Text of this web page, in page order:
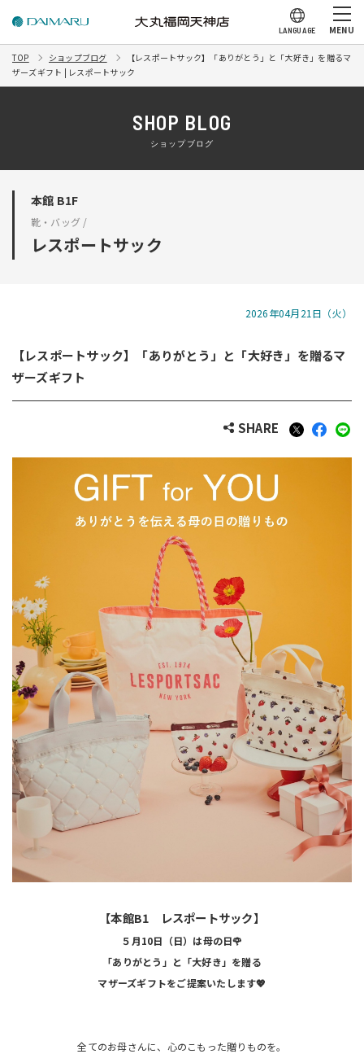
LANGUAGE MENU
TOP ショップブログ
【レスポートサック】「ありがとう」と「大好き」を贈るマ
ザーズギフト | レスポートサック
SHOP BLOG
ショップブログ
本館 B1F
靴・バッグ /
レスポートサック
2026年04月21日（火）
【レスポートサック】「ありがとう」と「大好き」を贈るマ
ザーズギフト
SHARE
【本館B1 レスポートサック】
５月10日（日）は母の日🌹
「ありがとう」と「大好き」を贈る
マザーズギフトをご提案いたします💖
全てのお母さんに、心のこもった贈りものを。